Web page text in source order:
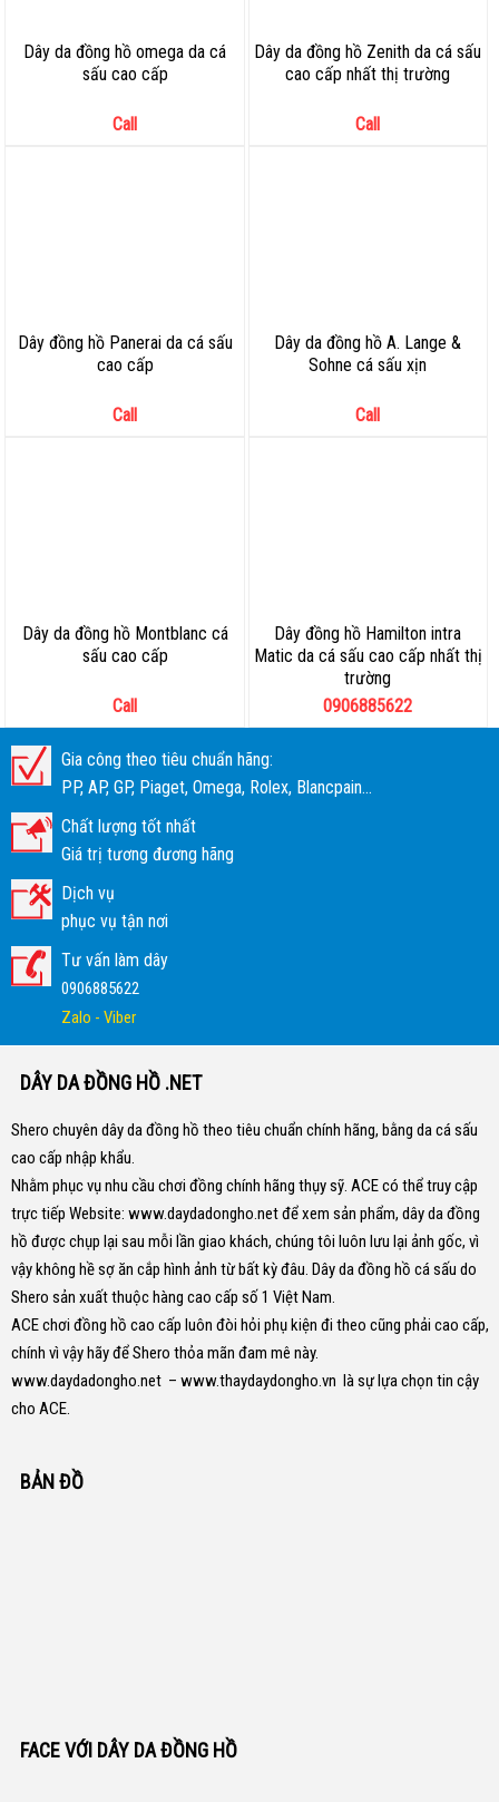
Dây da đồng hồ omega da cá
sấu cao cấp
Call
Dây da đồng hồ Zenith da cá sấu
cao cấp nhất thị trường
Call
Dây đồng hồ Panerai da cá sấu
cao cấp
Call
Dây da đồng hồ A. Lange &
Sohne cá sấu xịn
Call
Dây da đồng hồ Montblanc cá
sấu cao cấp
Call
Dây đồng hồ Hamilton intra
Matic da cá sấu cao cấp nhất thị
trường
0906885622
Gia công theo tiêu chuẩn hãng:
PP, AP, GP, Piaget, Omega, Rolex, Blancpain...
Chất lượng tốt nhất
Giá trị tương đương hãng
Dịch vụ
phục vụ tận nơi
Tư vấn làm dây
0906885622
Zalo - Viber
DÂY DA ĐỒNG HỒ .NET
Shero chuyên dây da đồng hồ theo tiêu chuẩn chính hãng, bằng da cá sấu
cao cấp nhập khẩu.
Nhằm phục vụ nhu cầu chơi đồng chính hãng thụy sỹ. ACE có thể truy cập
trực tiếp Website: www.daydadongho.netđể xem sản phẩm, dây da đồng
hồ được chụp lại sau mỗi lần giao khách, chúng tôi luôn lưu lại ảnh gốc, vì
vậy không hề sợ ăn cắp hình ảnh từ bất kỳ đâu. Dây da đồng hồ cá sấu do
Shero sản xuất thuộc hàng cao cấp số 1 Việt Nam.
ACE chơi đồng hồ cao cấp luôn đòi hỏi phụ kiện đi theo cũng phải cao cấp,
chính vì vậy hãy để Shero thỏa mãn đam mê này.
www.daydadongho.net – www.thaydaydongho.vn là sự lựa chọn tin cậy
cho ACE.
BẢN ĐỒ
FACE VỚI DÂY DA ĐỒNG HỒ